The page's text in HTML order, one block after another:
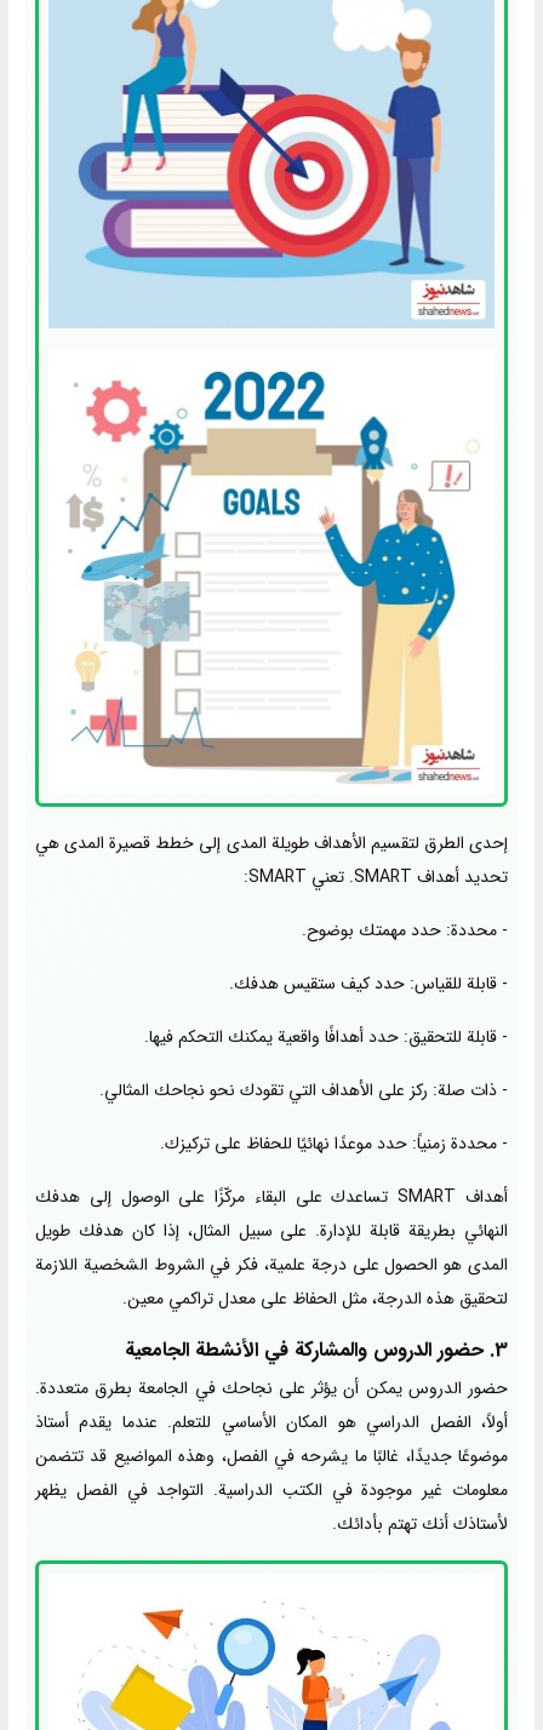
إحدى الطرق لتقسيم الأهداف طويلة المدى إلى خطط قصيرة المدى هي
تحديد أهداف SMART. تعني SMART:
- محددة: حدد مهمتك بوضوح.
- قابلة للقياس: حدد كيف ستقيس هدفك.
- قابلة للتحقيق: حدد أهدافًا واقعية يمكنك التحكم فيها.
- ذات صلة: ركز على الأهداف التي تقودك نحو نجاحك المثالي.
- محددة زمنياً: حدد موعدًا نهائيًا للحفاظ على تركيزك.
أهداف SMART تساعدك على البقاء مركّزًا على الوصول إلى هدفك
النهائي بطريقة قابلة للإدارة. على سبيل المثال، إذا كان هدفك طويل
المدى هو الحصول على درجة علمية، فكر في الشروط الشخصية اللازمة
لتحقيق هذه الدرجة، مثل الحفاظ على معدل تراكمي معين.
3. حضور الدروس والمشاركة في الأنشطة الجامعية
حضور الدروس يمكن أن يؤثر على نجاحك في الجامعة بطرق متعددة.
أولاً، الفصل الدراسي هو المكان الأساسي للتعلم. عندما يقدم أستاذ
موضوعًا جديدًا، غالبًا ما يشرحه في الفصل، وهذه المواضيع قد تتضمن
معلومات غير موجودة في الكتب الدراسية. التواجد في الفصل يظهر
لأستاذك أنك تهتم بأدائك.